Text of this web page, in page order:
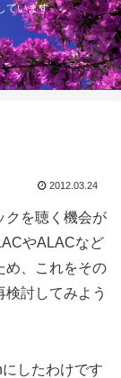
ています
2012.03.24
クを聴く機会が
やALACなど
め、これをその
討してみよう
したわけです